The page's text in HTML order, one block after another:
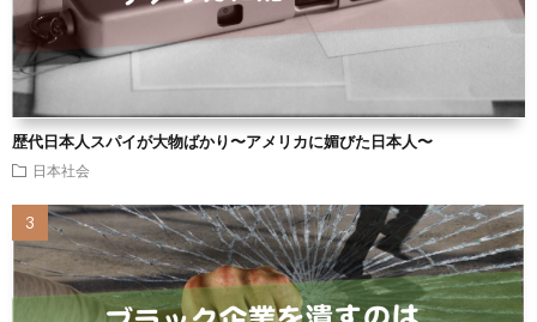
歴代日本人スパイが大物ばかり〜アメリカに媚びた日本人〜
日本社会